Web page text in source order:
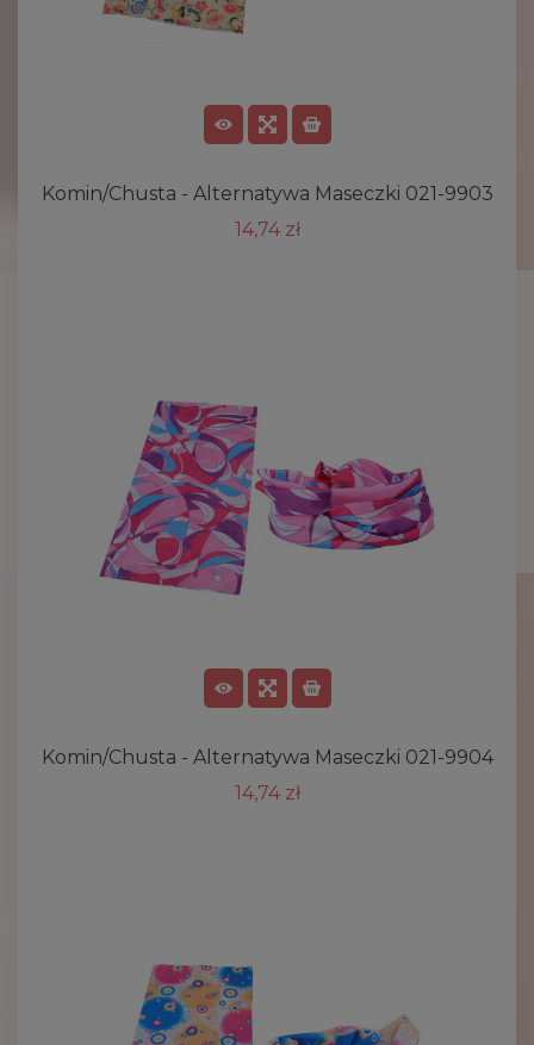
Komin/chusta - Alternatywa Maseczki 021-9903
14,74 zł
Komin/chusta - Alternatywa Maseczki 021-9904
14,74 zł